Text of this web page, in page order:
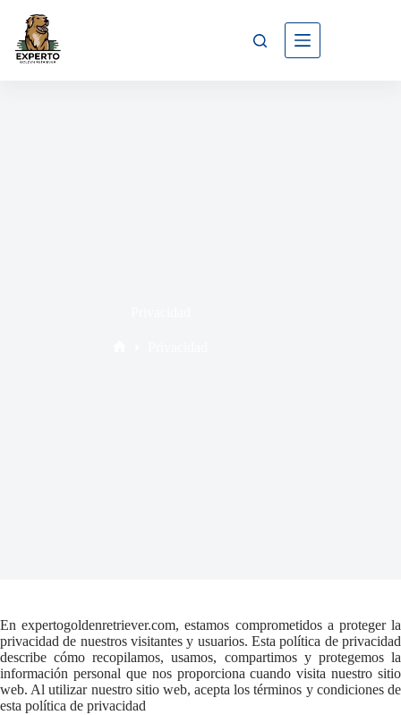
En expertogoldenretriever.com, estamos comprometidos a proteger la
privacidad de nuestros visitantes y usuarios. Esta política de privacidad
describe cómo recopilamos, usamos, compartimos y protegemos la
información personal que nos proporciona cuando visita nuestro sitio
web. Al utilizar nuestro sitio web, acepta los términos y condiciones de
esta política de privacidad